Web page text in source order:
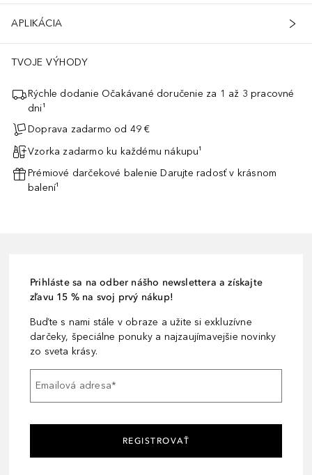
APLIKÁCIA
TVOJE VÝHODY
Rýchle dodanie Očakávané doručenie za 1 až 3 pracovné
dni¹
Doprava zadarmo od 49 €
Vzorka zadarmo ku každému nákupu¹
Prémiové darčekové balenie Darujte radosť v krásnom
balení¹
Prihláste sa na odber nášho newslettera a získajte
zľavu 15 % na svoj prvý nákup!
Buďte s nami stále v obraze a užite si exkluzívne
darčeky, špeciálne ponuky a najzaujímavejšie novinky
zo sveta krásy.
Emailová adresa*
REGISTROVAŤ